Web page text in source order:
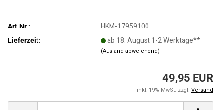
Art.Nr.:
HKM-17959100
Lieferzeit:
ab 18. August 1-2 Werktage**
(Ausland abweichend)
49,95 EUR
inkl. 19% MwSt. zzgl. Versand